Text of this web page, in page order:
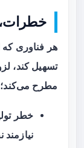
خطرات،
هر فناوری که
تسهیل کند،
مطرح می‌کند؛
خطر